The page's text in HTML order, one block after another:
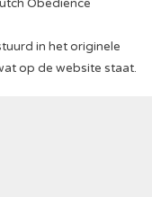
Obedience
in het originele
op de website staat.